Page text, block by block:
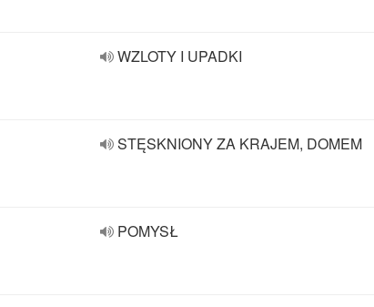
WZLOTY I UPADKI
STĘSKNIONY ZA KRAJEM, DOMEM
POMYSŁ